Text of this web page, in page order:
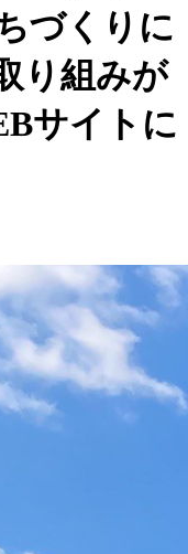
づくりに
り組みが
サイトに